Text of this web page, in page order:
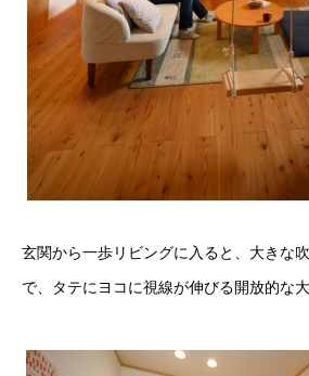
玄関から一歩リビングに入ると、大きな
で、タテにヨコに視線が伸びる開放的な大